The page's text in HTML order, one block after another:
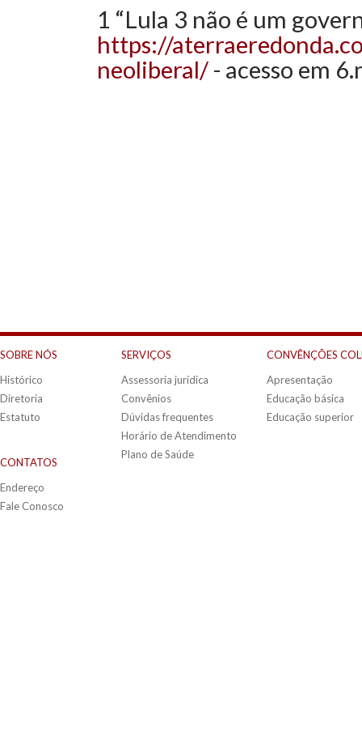
1 “Lula 3 não é um
https://
neoliberal/ - acesso em
SOBRE NÓS
Histórico
Diretoria
Estatuto
CONTATOS
Endereço
Fale Conosco
SERVIÇOS
Assessoria jurídica
Convênios
Dúvidas frequentes
Horário de Atendimento
Plano de Saúde
CONVÊNÇÕES
Apresentação
Educação básica
Educação superior